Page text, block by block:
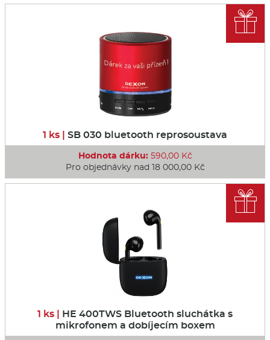
1 ks | SB 030 bluetooth reprosoustava
Hodnota dárku:590,00 Kč
Pro objednávky nad 18 000,00 Kč

1 ks | HE 400TWS Bluetooth sluchátka s
mikrofonem a dobíjecím boxem
